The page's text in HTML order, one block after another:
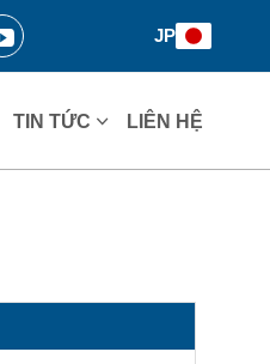
JP
TIN TỨC LIÊN HỆ